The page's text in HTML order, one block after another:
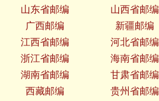
山东省邮编
山西省邮编
广西邮编
新疆邮编
江西省邮编
河北省邮编
浙江省邮编
海南省邮编
湖南省邮编
甘肃省邮编
西藏邮编
贵州省邮编